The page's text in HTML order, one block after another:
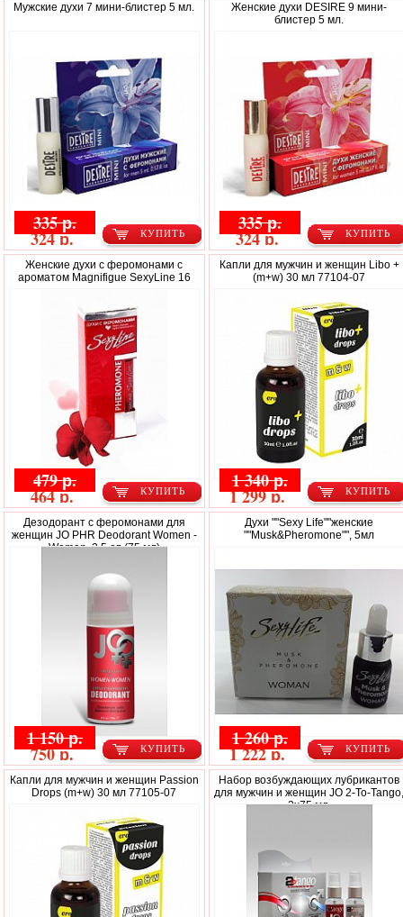
Мужские духи 7 мини-блистер 5 мл.
КУПИТЬ
335 р.
324 р.
Женские духи DESIRE 9 мини-
блистер 5 мл.
КУПИТЬ
335 р.
324 р.
Женские духи с феромонами с
ароматом Magnifigue SexyLine 16
КУПИТЬ
479 р.
464 р.
Капли для мужчин и женщин Libo +
(m+w) 30 мл 77104-07
КУПИТЬ
1 340 р.
1 299 р.
Дезодорант с феромонами для
женщин JO PHR Deodorant Women -
Women, 2.5 oz (75 мл)
КУПИТЬ
1 150 р.
750 р.
Духи ""Sexy Life""женские
""Musk&Pheromone"", 5мл
КУПИТЬ
1 260 р.
1 222 р.
Капли для мужчин и женщин Passion
Drops (m+w) 30 мл 77105-07
Набор возбуждающих лубрикантов
для мужчин и женщин JO 2-To-
2х75 мл.